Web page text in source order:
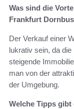
Was sind die
Frankfurt
Der Verkauf einer
lukrativ sein, da
steigende
man von der
der Umgebung.
Welche Tipps